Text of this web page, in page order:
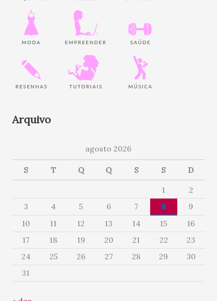
Arquivo
agosto 2026
S T Q Q S S D
1
2
3
4 5 6 7 8
9
10
11 12 13 14 15
16
17
18 19 20 21 22
23
24
25 26 27 28 29
30
31